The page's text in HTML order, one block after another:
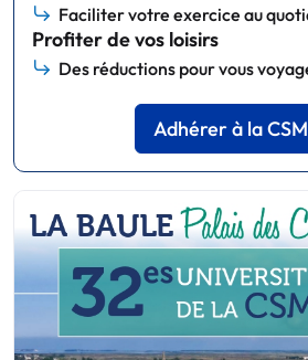
Faciliter votre exercice au
Profiter de vos loisirs
Des réductions pour vous
Adhérer à la